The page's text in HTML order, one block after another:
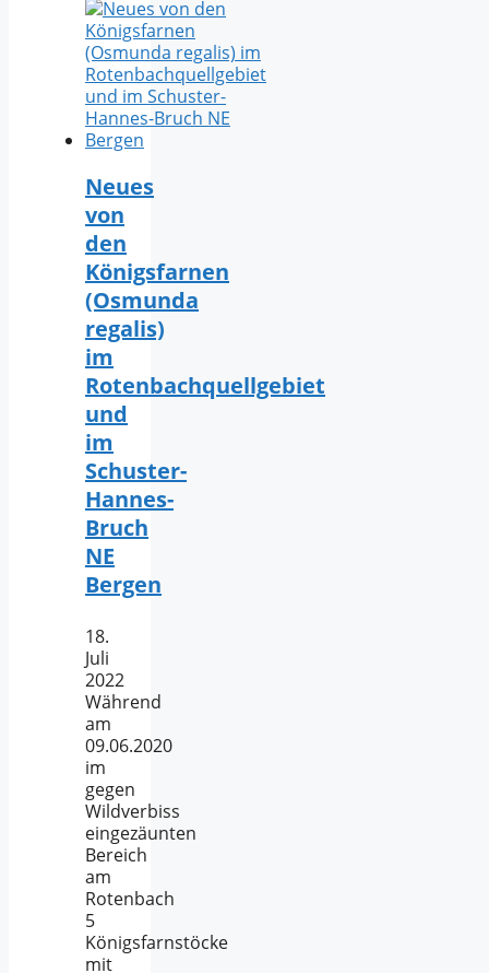
Neues
von
den
Königsfarnen
(Osmunda
regalis)
im
Rotenbachquellgebiet
und
im
Schuster-
Hannes-
Bruch
NE
Bergen
18.
Juli
2022
Während
am
09.06.2020
im
gegen
Wildverbiss
eingezäunten
Bereich
am
Rotenbach
5
Königsfarnstöcke
mit